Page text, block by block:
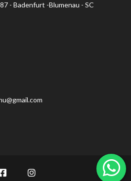
- Badenfurt -Blumenau - SC